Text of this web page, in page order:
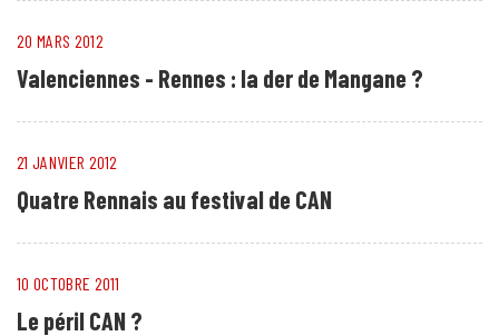
20 MARS 2012
Valenciennes - Rennes : la der de Mangane ?
21 JANVIER 2012
Quatre Rennais au festival de CAN
10 OCTOBRE 2011
Le péril CAN ?